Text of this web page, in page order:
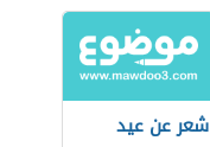
شعر عن عيد